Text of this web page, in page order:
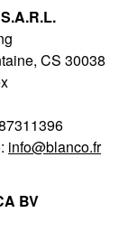
CS 30038
info@blanco.fr
BV